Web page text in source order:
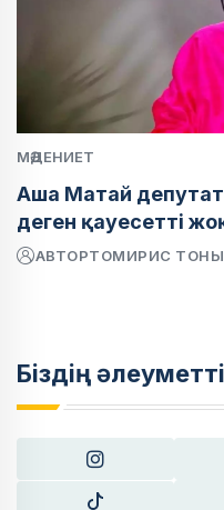
МӘДЕНИЕТ
Аша Матай
деген қауесетті
АВТОРТОМИРИС
Біздің